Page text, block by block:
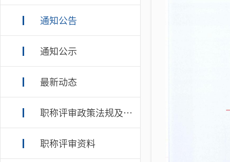
通知公告
通知公示
最新动态
职称评审政策法规及规章制度
职称评审资料